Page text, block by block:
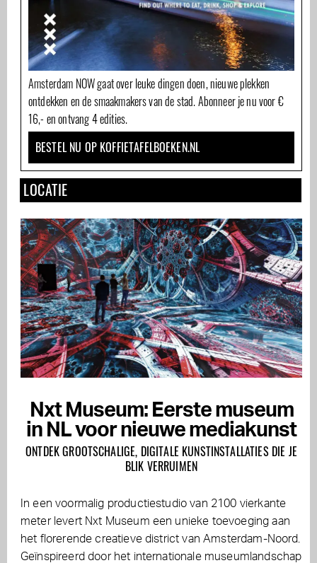
Amsterdam NOW gaat over leuke dingen doen, nieuwe plekken
ontdekken en de smaakmakers van de stad. Abonneer je nu voor €
16,- en ontvang 4 edities.
BESTEL NU OP KOFFIETAFELBOEKEN.NL
LOCATIE
Nxt Museum: Eerste museum
in NL voor nieuwe mediakunst
ONTDEK GROOTSCHALIGE, DIGITALE KUNSTINSTALLATIES DIE JE
BLIK VERRUIMEN
In een voormalig productiestudio van 2100 vierkante
meter levert Nxt Museum een unieke toevoeging aan
het florerende creatieve district van Amsterdam-Noord.
Geïnspireerd door het internationale museumlandschap